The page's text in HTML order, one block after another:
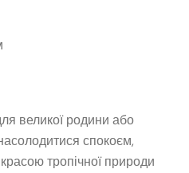
великої родини або
спокоєм,
тропічної природи